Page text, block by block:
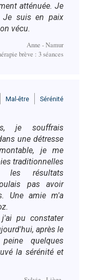
atténuée. Je
Je suis en paix
vécu.
Anne - Namur
brève : 3 séances
Mal-être Sérénité
je souffrais
une détresse
je me
traditionnelles
les résultats
pas avoir
Une amie m'a
j'ai pu constater
après le
quelques
la sérénité et